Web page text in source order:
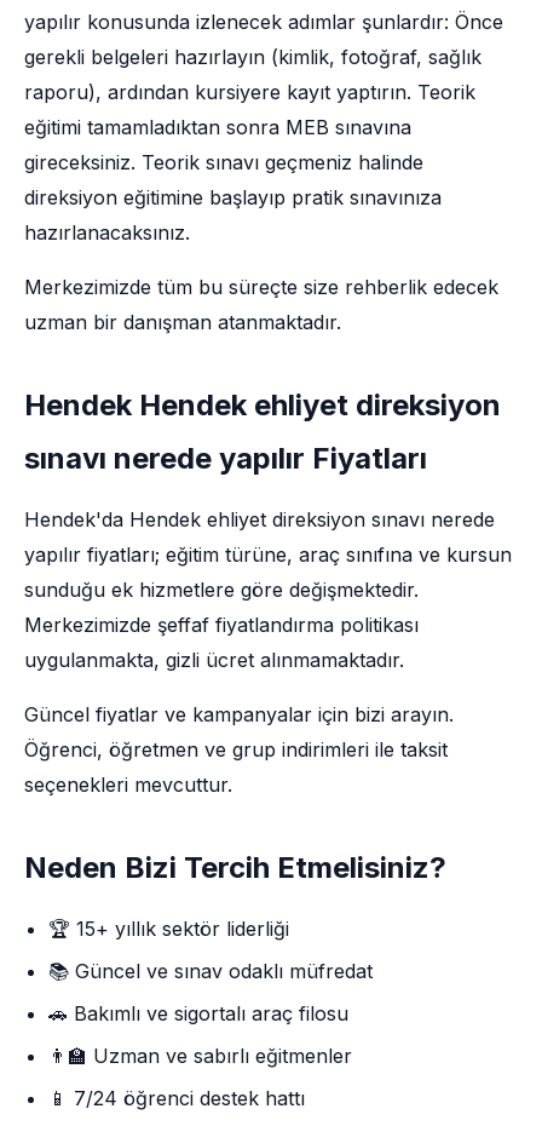
yapılır konusunda izlenecek adımlar şunlardır: Önce
gerekli belgeleri hazırlayın (kimlik, fotoğraf, sağlık
raporu), ardından kursiyere kayıt yaptırın. Teorik
eğitimi tamamladıktan sonra MEB sınavına
gireceksiniz. Teorik sınavı geçmeniz halinde
direksiyon eğitimine başlayıp pratik sınavınıza
hazırlanacaksınız.
Merkezimizde tüm bu süreçte size rehberlik edecek
uzman bir danışman atanmaktadır.
Hendek Hendek ehliyet direksiyon
sınavı nerede yapılır Fiyatları
Hendek'da Hendek ehliyet direksiyon sınavı nerede
yapılır fiyatları; eğitim türüne, araç sınıfına ve kursun
sunduğu ek hizmetlere göre değişmektedir.
Merkezimizde şeffaf fiyatlandırma politikası
uygulanmakta, gizli ücret alınmamaktadır.
Güncel fiyatlar ve kampanyalar için bizi arayın.
Öğrenci, öğretmen ve grup indirimleri ile taksit
seçenekleri mevcuttur.
Neden Bizi Tercih Etmelisiniz?
🏆 15+ yıllık sektör liderliği
📚 Güncel ve sınav odaklı müfredat
🚗 Bakımlı ve sigortalı araç filosu
👨‍🏫 Uzman ve sabırlı eğitmenler
📱 7/24 öğrenci destek hattı